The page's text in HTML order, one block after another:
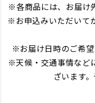
各商品には、お届け
お申込みいただいて
お届け日時のご希
天候・交通事情など
ざいます